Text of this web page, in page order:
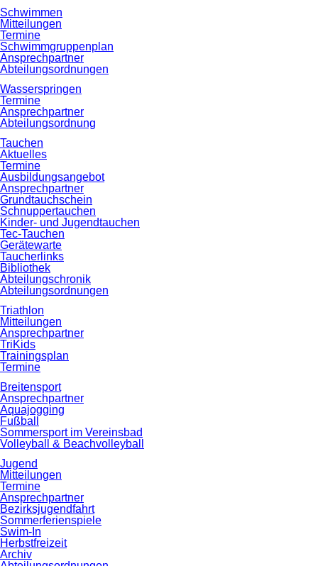
Schwimmen
Mitteilungen
Termine
Schwimmgruppenplan
Ansprechpartner
Abteilungsordnungen
Wasserspringen
Termine
Ansprechpartner
Abteilungsordnung
Tauchen
Aktuelles
Termine
Ausbildungsangebot
Ansprechpartner
Grundtauchschein
Schnuppertauchen
Kinder- und Jugendtauchen
Tec-Tauchen
Gerätewarte
Taucherlinks
Bibliothek
Abteilungschronik
Abteilungsordnungen
Triathlon
Mitteilungen
Ansprechpartner
TriKids
Trainingsplan
Termine
Breitensport
Ansprechpartner
Aquajogging
Fußball
Sommersport im Vereinsbad
Volleyball & Beachvolleyball
Jugend
Mitteilungen
Termine
Ansprechpartner
Bezirksjugendfahrt
Sommerferienspiele
Swim-In
Herbstfreizeit
Archiv